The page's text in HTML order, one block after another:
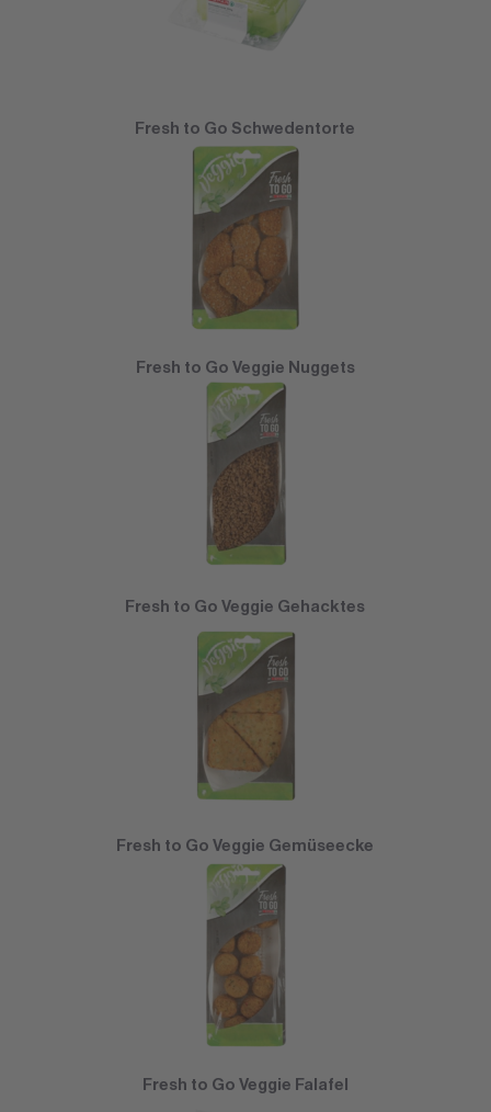
Fresh to Go Schwedentorte
Fresh to Go Veggie Nuggets
Fresh to Go Veggie Gehacktes
Fresh to Go Veggie Gemüseecke
Fresh to Go Veggie Falafel